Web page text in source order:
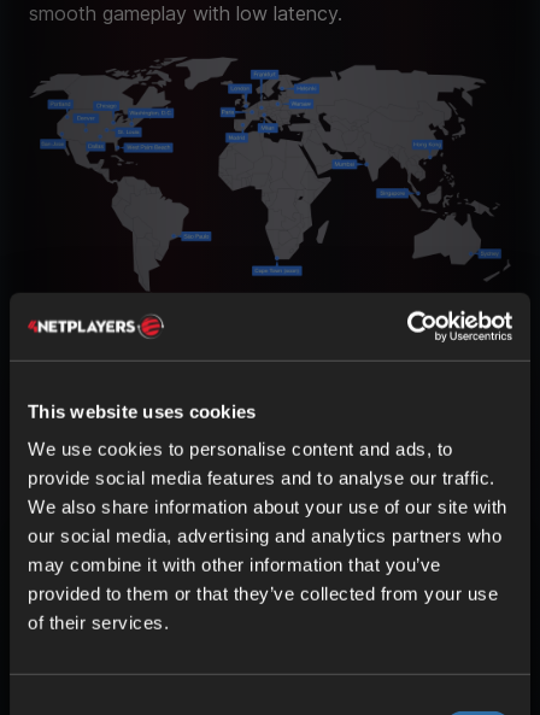
This website uses cookies
We use cookies to personalise content and ads, to
provide social media features and to analyse our traffic.
We also share information about your use of our site with
our social media, advertising and analytics partners who
may combine it with other information that you’ve
provided to them or that they’ve collected from your use
of their services.
smooth gameplay with low latency.
High-performance
Rising World game